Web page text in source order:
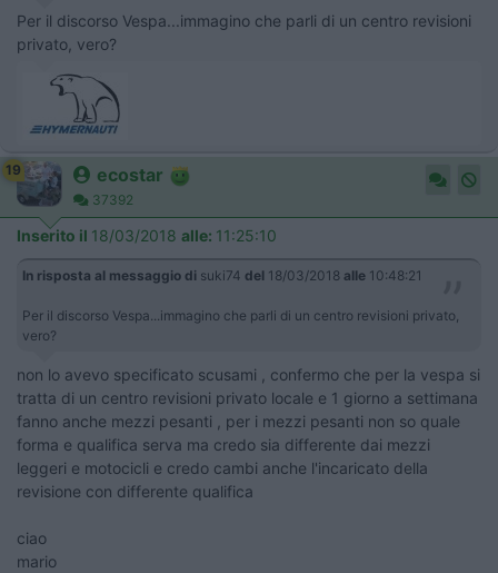
Per il discorso Vespa...immagino che parli di un centro revisioni
privato, vero?
19 ecostar
37392
Inserito il 18/03/2018 alle: 11:25:10
In risposta al messaggio di suki74 del 18/03/2018 alle 10:48:21
Per il discorso Vespa...immagino che parli di un centro revisioni privato,
vero?
non lo avevo specificato scusami , confermo che per la vespa si
tratta di un centro revisioni privato locale e 1 giorno a settimana
fanno anche mezzi pesanti , per i mezzi pesanti non so quale
forma e qualifica serva ma credo sia differente dai mezzi
leggeri e motocicli e credo cambi anche l'incaricato della
revisione con differente qualifica
ciao
mario